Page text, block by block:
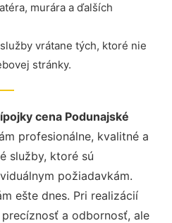
murára a ďalších
vrátane tých, ktoré nie
stránky.
cena Podunajské
profesionálne, kvalitné a
služby, ktoré sú
požiadavkám.
ešte dnes. Pri realizácií
a odbornosť, ale